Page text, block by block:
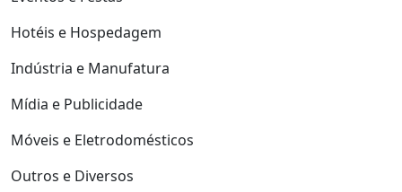
Hotéis e Hospedagem
Indústria e Manufatura
Mídia e Publicidade
Móveis e Eletrodomésticos
Outros e Diversos